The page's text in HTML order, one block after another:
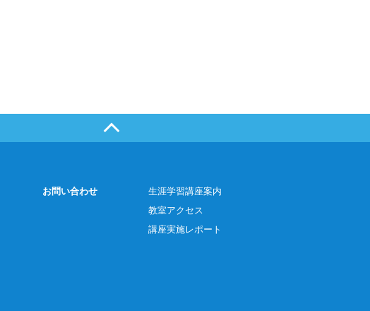
お問い合わせ
生涯学習講座案内
教室アクセス
講座実施レポート